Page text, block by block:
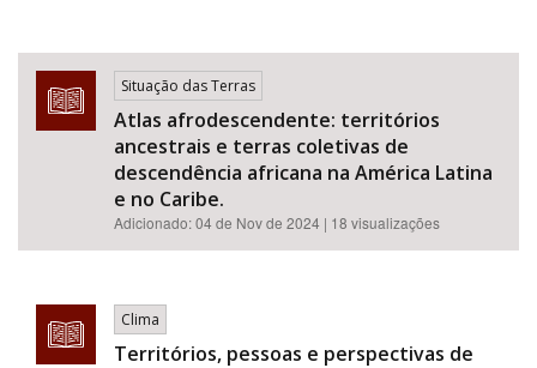
Situação das Terras
Atlas afrodescendente: territórios
ancestrais e terras coletivas de
descendência africana na América Latina
e no Caribe.
Adicionado:04 de Nov de 2024 | 18 visualizações
Clima
Territórios, pessoas e perspectivas de